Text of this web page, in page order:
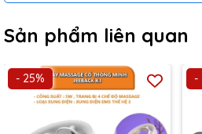
Sản phẩm liên quan
- 25% -